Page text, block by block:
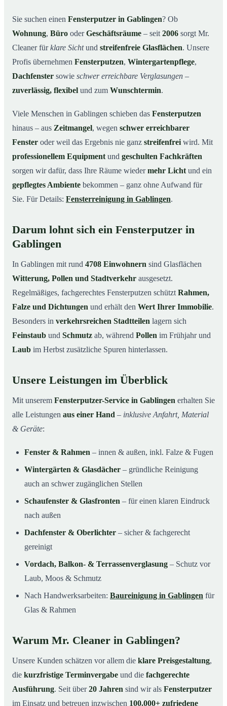
03Unsere Leistungen im Überblick
04Warum Mr. Cleaner in Gablingen?
05So funktioniert’s
07Jetzt kostenloses Angebot einholen
Gablingen im Einsatz
Sie suchen einen Fensterputzer in Gablingen? Ob
Wohnung, Büro oderGeschäftsräume – seit 2006 sorgt Mr.
Cleaner fürklare Sichtund streifenfreie Glasflächen. Unsere
Profis übernehmen Fensterputzen, Wintergartenpflege,
Dachfenster sowie schwer erreichbare Verglasungen –
zuverlässig, flexibel und zum Wunschtermin.
Viele Menschen in Gablingen schieben das Fensterputzen
hinaus – aus Zeitmangel, wegen schwer erreichbarer
Fenster oder weil das Ergebnis nie ganz streifenfrei wird. Mit
professionellem Equipment und geschulten Fachkräften
sorgen wir dafür, dass Ihre Räume wiedermehr Licht und ein
gepflegtes Ambiente bekommen – ganz ohne Aufwand für
Sie. Für Details: Fensterreinigung in Gablingen.
Darum lohnt sich ein Fensterputzer in
Gablingen
In Gablingen mit rund 4708 Einwohnern sind Glasflächen
Witterung, Pollen und Stadtverkehr ausgesetzt.
Regelmäßiges, fachgerechtes Fensterputzen schützt Rahmen,
Falze und Dichtungen und erhält den Wert Ihrer Immobilie.
Besonders in verkehrsreichen Stadtteilen lagern sich
Feinstaub und Schmutz ab, während Pollen im Frühjahr und
Laub im Herbst zusätzliche Spuren hinterlassen.
Unsere Leistungen im Überblick
Mit unserem Fensterputzer-Service in Gablingen erhalten Sie
alle Leistungen aus einer Hand – inklusive Anfahrt, Material
& Geräte:
Fenster & Rahmen – innen & außen, inkl. Falze & Fugen
Wintergärten & Glasdächer – gründliche Reinigung
auch an schwer zugänglichen Stellen
Schaufenster & Glasfronten – für einen klaren Eindruck
nach außen
Dachfenster & Oberlichter – sicher & fachgerecht
gereinigt
Vordach, Balkon- & Terrassenverglasung – Schutz vor
Laub, Moos & Schmutz
Nach Handwerksarbeiten: Baureinigung in Gablingen für
Glas & Rahmen
Warum Mr. Cleaner in Gablingen?
Unsere Kunden schätzen vor allem die klare Preisgestaltung,
die kurzfristige Terminvergabe und die fachgerechte
Ausführung. Seit über20 Jahren sind wir als Fensterputzer
im Einsatz und betreuen inzwischen 100.000+ zufriedene